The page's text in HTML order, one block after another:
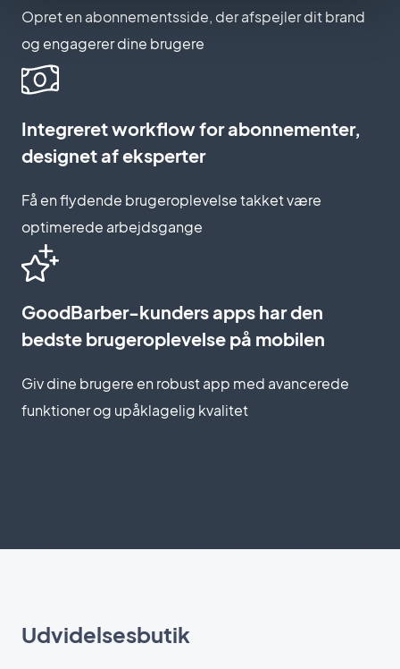
Opret en abonnementsside, der afspejler dit brand
og engagerer dine brugere
Integreret workflow for abonnementer,
designet af eksperter
Få en flydende brugeroplevelse takket være
optimerede arbejdsgange
GoodBarber-kunders apps har den
bedste brugeroplevelse på mobilen
Giv dine brugere en robust app med avancerede
funktioner og upåklagelig kvalitet
Udvidelsesbutik